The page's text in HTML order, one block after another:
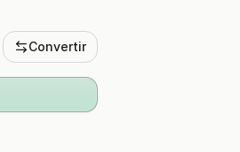
Convertir